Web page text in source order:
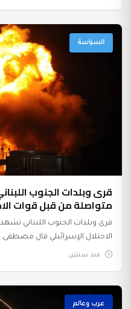
السياسة
قرى وبلدات الجنوب
متواصلة من قبل قوات
قرى وبلدات الجنوب اللبناني
الاحتلال الإسرائيلي قال
منذ سنتين
عرب وعالم